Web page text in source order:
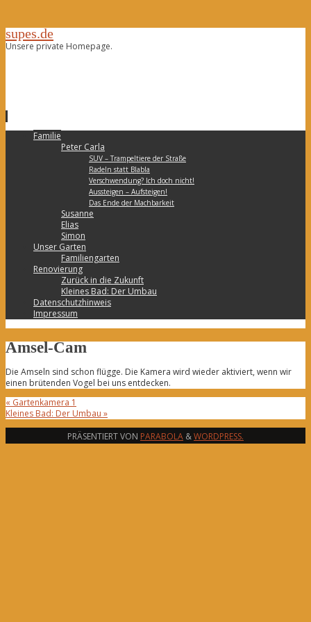
supes.de
Unsere private Homepage.
Familie
Peter Carla
SUV – Trampeltiere der Straße
Radeln statt Blabla
Verschwendung? Ich doch nicht!
Aussteigen – Aufsteigen!
Das Ende der Machbarkeit
Susanne
Elias
Simon
Unser Garten
Familiengarten
Renovierung
Zurück in die Zukunft
Kleines Bad: Der Umbau
Datenschutzhinweis
Impressum
Amsel-Cam
Die Amseln sind schon flügge. Die Kamera wird wieder aktiviert, wenn wir
einen brütenden Vogel bei uns entdecken.
« Gartenkamera 1
Kleines Bad: Der Umbau »
PRÄSENTIERT VON PARABOLA &WORDPRESS.